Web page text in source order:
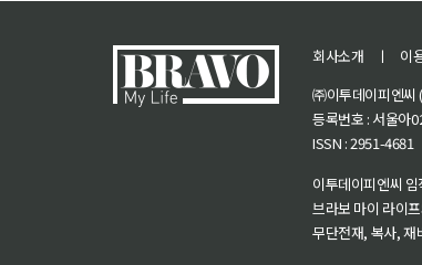
회사소개 ㅣ 이
㈜이투데이피엔씨
등록번호 : 서울아
ISSN : 2951-4681
이투데이피엔씨
브라보 마이 라이
무단전재, 복사, 재